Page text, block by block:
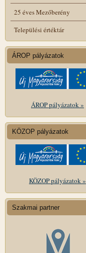
25 éves Mezőberény
Települési értéktár
ÁROP pályázatok
ÁROP pályázatok »
KÖZOP pályázatok
KÖZOP pályázatok »
Szakmai partner